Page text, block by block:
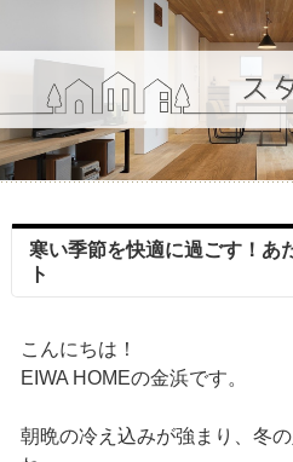
寒い季節を快適に過ごす！あ
ト
こんにちは！
EIWA HOMEの金浜です。
朝晩の冷え込みが強まり、冬